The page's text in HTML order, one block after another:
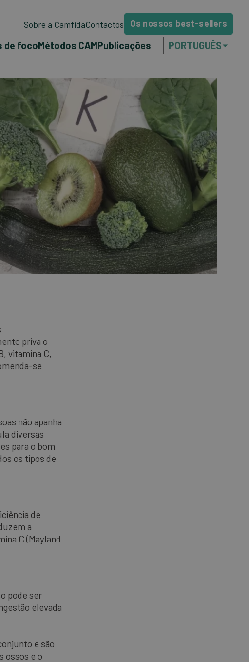
Sobre a CamfidaContactos Os nossos best-sellers
de focoMétodos CAMPublicações PORTUGUÊS
ENGLISH
FRANÇAIS
priva o
vitamina C,
se
não apanha
diversas
para o bom
os tipos de
de
a
C (Mayland
pode ser
elevada
e são
ossos e o